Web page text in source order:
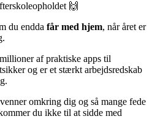
🙌
du endda får med hjem, når året er
af praktiske apps til
og er et stærkt arbejdsredskab
omkring dig og så mange fede
du ikke til at sidde med